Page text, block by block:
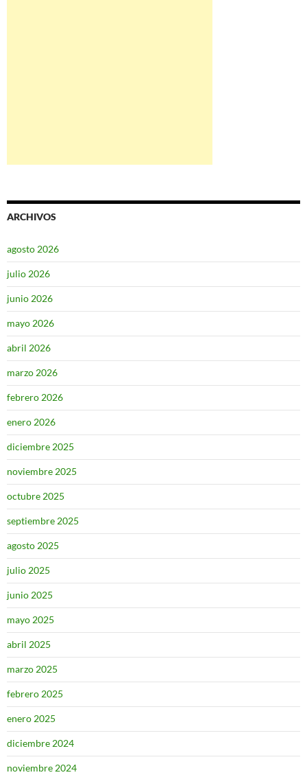
ARCHIVOS
agosto 2026
julio 2026
junio 2026
mayo 2026
abril 2026
marzo 2026
febrero 2026
enero 2026
diciembre 2025
noviembre 2025
octubre 2025
septiembre 2025
agosto 2025
julio 2025
junio 2025
mayo 2025
abril 2025
marzo 2025
febrero 2025
enero 2025
diciembre 2024
noviembre 2024